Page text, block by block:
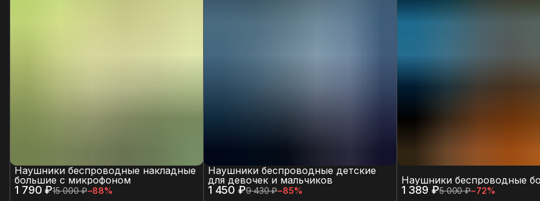
1 790 ₽15 000 ₽−88%
Наушники беспроводные накладные
большие с микрофоном
1 450 ₽9 430 ₽−85%
Наушники беспроводные детские
для девочек и мальчиков
1 389 ₽5 000 ₽−72%
Наушники беспроводные